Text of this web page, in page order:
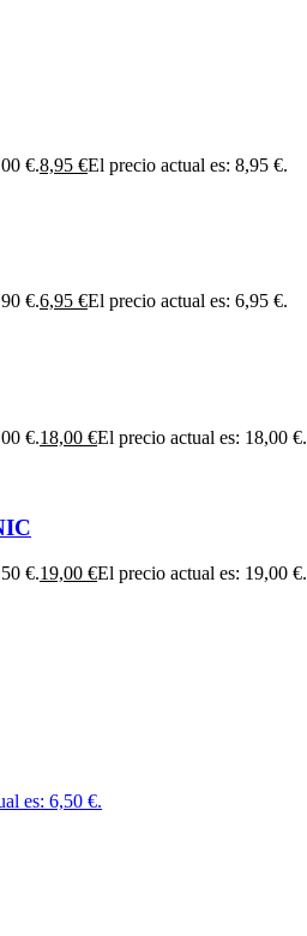
€.8,95 €El precio actual es: 8,95 €.
€.6,95 €El precio actual es: 6,95 €.
€.18,00 €El precio actual es: 18,00 €.
€.19,00 €El precio actual es: 19,00 €.
es: 6,50 €.